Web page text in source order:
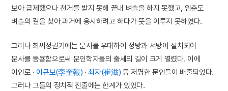
보아 급제했으나 천거를 받지 못해 끝내 벼슬을 하지 못했고, 임춘도
벼슬의 길을 찾아 과거에 응시하려고 하다가 뜻을 이루지 못하였다.
그러나 최씨정권기에는 문사를 우대하여 정방과 서방이 설치되어
문사를 등용함으로써 문인학자들의 출세의 길이 크게 열렸다. 이에
이인로 · 이규보(李奎報) ·최자(崔滋) 등 저명한 문인들이 배출되었다.
그러나 그들의 정치적 진출에는 한계가 있었다.